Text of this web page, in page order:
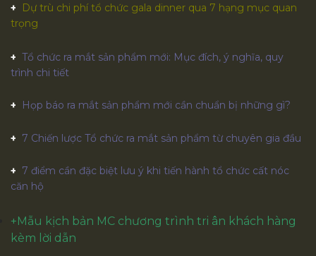
Dự trù chi phí tổ chức gala dinner qua 7 hạng mục quan
trọng
Tổ chức ra mắt sản phẩm mới: Mục đích, ý nghĩa, quy
trình chi tiết
Họp báo ra mắt sản phẩm mới cần chuẩn bị những gì?
7 Chiến lược Tổ chức ra mắt sản phẩm từ chuyên gia đầu
7 điểm cần đặc biệt lưu ý khi tiến hành tổ chức cất nóc
căn hộ
+Mẫu kịch bản MC chương trình tri ân khách hàng
kèm lời dẫn